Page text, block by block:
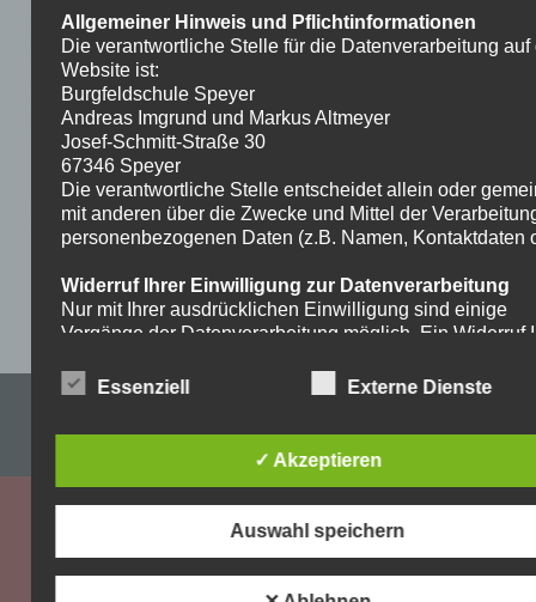
WordPress-Theme: Dynamic News von ThemeZee.
Allgemeiner Hinweis und Pflichtinformationen
Die verantwortliche Stelle für die Datenverarbeitung auf
Website ist:
Burgfeldschule Speyer
Andreas Imgrund und Markus Altmeyer
Josef-Schmitt-Straße 30
67346 Speyer
Die verantwortliche Stelle entscheidet allein oder
mit anderen über die Zwecke und Mittel der
personenbezogenen Daten (z.B. Namen, Kontaktdaten
Widerruf Ihrer Einwilligung zur Datenverarbeitung
Nur mit Ihrer ausdrücklichen Einwilligung sind einige
Vorgänge der Datenverarbeitung möglich. Ein Widerruf
Widerruf genügt eine formlose Mitteilung per E-Mail. Die
Recht auf Beschwerde bei der zuständigen
Aufsichtsbehörde
Als Betroffener steht Ihnen im Falle eines
der zuständigen Aufsichtsbehörde zu. Zuständige
Aufsichtsbehörde bezüglich datenschutzrechtlicher
Essenziell Externe Dienste
✓ Akzeptieren
Auswahl speichern